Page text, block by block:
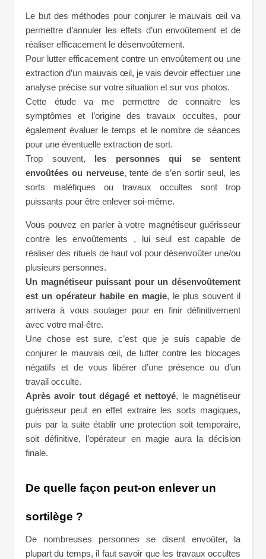
Le but des méthodes pour conjurer le mauvais œil va
permettre d’annuler les effets d’un envoûtement et de
réaliser efficacement le désenvoûtement.
Pour lutter efficacement contre un envoûtement ou une
extraction d’un mauvais œil, je vais devoir effectuer une
analyse précise sur votre situation et sur vos photos.
Cette étude va me permettre de connaitre les
symptômes et l’origine des travaux occultes, pour
également évaluer le temps et le nombre de séances
pour une éventuelle extraction de sort.
Trop souvent, les personnes qui se sentent
envoûtées ou nerveuse, tente de s’en sortir seul, les
sorts maléfiques ou travaux occultes sont trop
puissants pour être enlever soi-même.
Vous pouvez en parler à votre magnétiseur guérisseur
contre les envoûtements , lui seul est capable de
réaliser des rituels de haut vol pour désenvoûter une/ou
plusieurs personnes.
Un magnétiseur puissant pour un désenvoûtement
est un opérateur habile en magie, le plus souvent il
arrivera à vous soulager pour en finir définitivement
avec votre mal-être.
Une chose est sure, c’est que je suis capable de
conjurer le mauvais œil, de lutter contre les blocages
négatifs et de vous libérer d’une présence ou d’un
travail occulte.
Après avoir tout dégagé et nettoyé, le magnétiseur
guérisseur peut en effet extraire les sorts magiques,
puis par la suite établir une protection soit temporaire,
soit définitive, l’opérateur en magie aura la décision
finale.
De quelle façon peut-on enlever un
sortilège ?
De nombreuses personnes se disent envoûter, la
plupart du temps, il faut savoir que les travaux occultes